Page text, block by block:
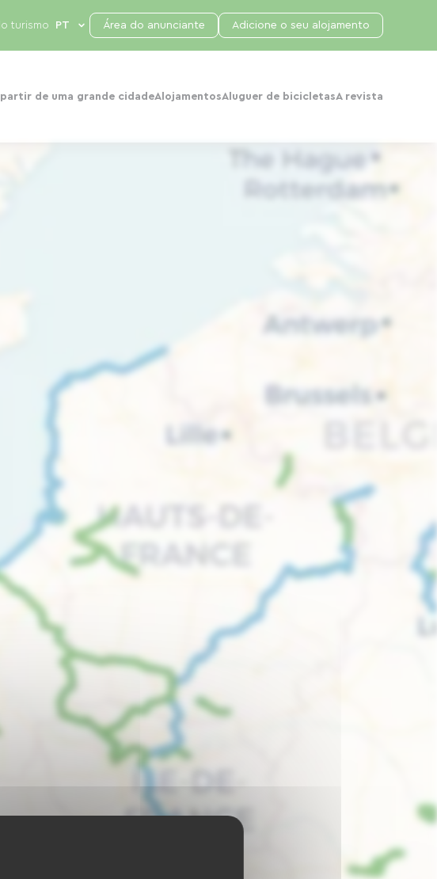
partir de uma grande cidadeAlojamentosAluguer de bicicletasA revista
turismo Área do anunciante Adicione o seu alojamento